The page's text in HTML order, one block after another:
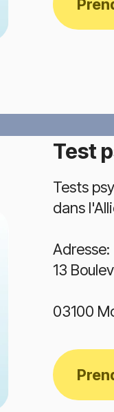
Test
Tests
dans
Adresse:
13
03100